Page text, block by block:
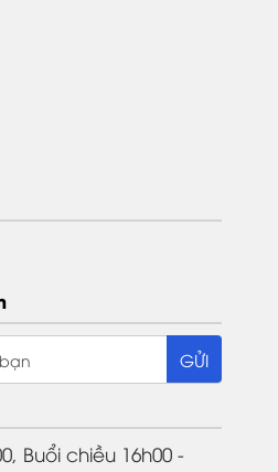
Buổi chiều 16h00 -